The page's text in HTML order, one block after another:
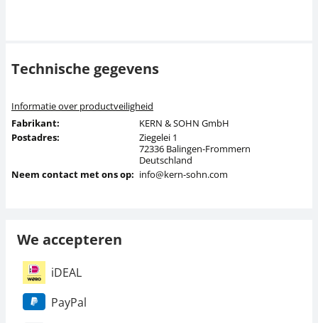
Technische gegevens
Informatie over productveiligheid
Fabrikant:
KERN & SOHN GmbH
Postadres:
Ziegelei 1
72336 Balingen-Frommern
Deutschland
Neem contact met ons op: info@kern-sohn.com
We accepteren
iDEAL
PayPal